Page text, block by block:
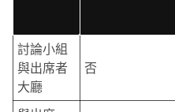
討論小組
與出席者
大廳
否